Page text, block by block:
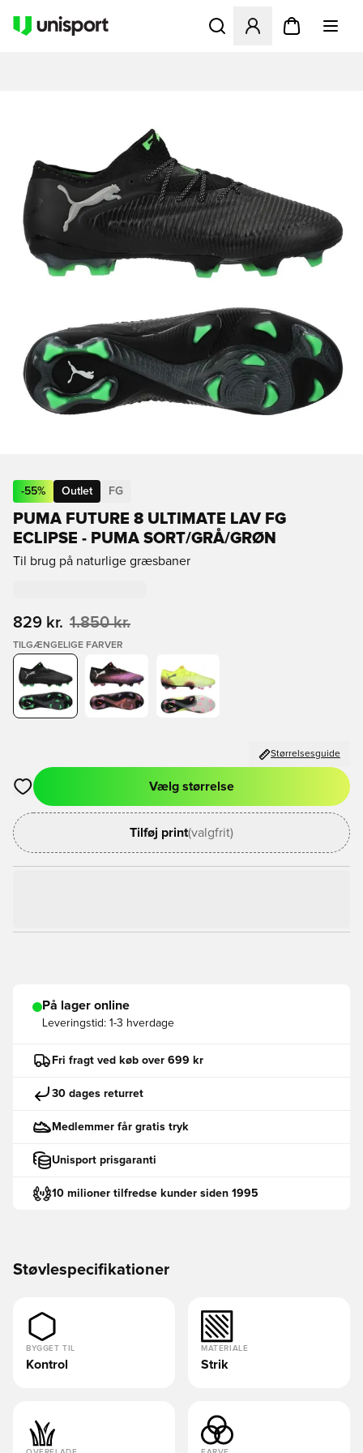
Åbner en Modal til at
-55% Outlet FG
PUMA FUTURE 8 ULTIMATE LAV FG
ECLIPSE - PUMA SORT/GRÅ/GRØN
Til brug på naturlige græsbaner
829 kr. 1.850 kr.
TILGÆNGELIGE FARVER
Størrelsesguide
Åbner en Modal til at logge ind eller tilmelde dig som medlem
Vælg størrelse
Tilføj print(valgfrit)
På lager online
Leveringstid: 1-3 hverdage
Fri fragt ved køb over 699 kr
30 dages returret
Medlemmer får gratis tryk
Unisport prisgaranti
10 milioner tilfredse kunder siden 1995
Støvlespecifikationer
BYGGET TIL
Kontrol
MATERIALE
Strik